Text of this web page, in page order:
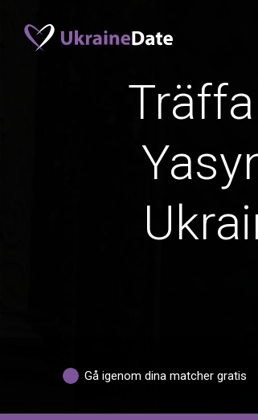
Gå igenom dina matcher gratis